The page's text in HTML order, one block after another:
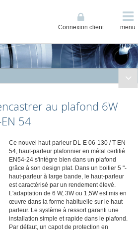
Connexion client menu
54-24
de compression
au plafond 6W
54
Ce nouvel haut-parleur DL-E 06-130 / T-EN
54, haut-parleur plafonnier en métal certifié
EN54-24 s'intègre bien dans un plafond
grâce à son design plat. Dans un boitier 5 "-
haut-parleur à large bande, le haut-parleur
est caractérisé par un rendement élevé.
L'adaptation de 6 W, 3W ou 1,5W est mis en
œuvre dans la forme habituelle sur le haut-
parleur. Le système à ressort garanti une
installation simple et rapide dans le plafond.
Par défaut, un capot de protection en